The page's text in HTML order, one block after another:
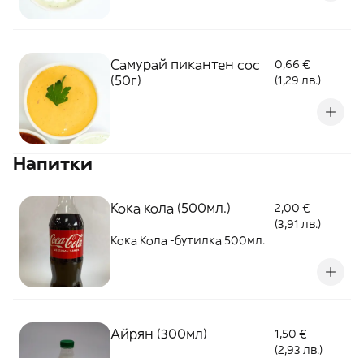
Самурай пикантен сос
(50г)
0,66 €
(1,29 лв.)
Напитки
Кока кола (500мл.)
2,00 €
(3,91 лв.)
Кока Кола -бутилка 500мл.
Айрян (300мл)
1,50 €
(2,93 лв.)